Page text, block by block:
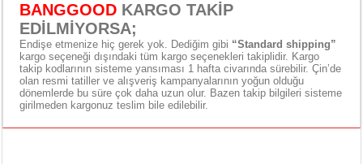
BANGGOOD KARGO TAKİP
EDİLMİYORSA;
Endişe etmenize hiç gerek yok. Dediğim gibi “Standard shipping”
kargo seçeneği dışındaki tüm kargo seçenekleri takiplidir. Kargo
takip kodlarının sisteme yansıması 1 hafta civarında sürebilir. Çin’de
olan resmi tatiller ve alışveriş kampanyalarının yoğun olduğu
dönemlerde bu süre çok daha uzun olur. Bazen takip bilgileri sisteme
girilmeden kargonuz teslim bile edilebilir.